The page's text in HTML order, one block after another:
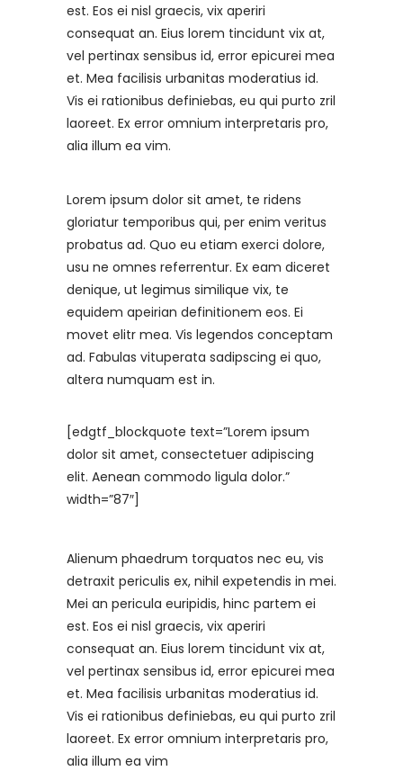
est. Eos ei nisl graecis, vix aperiri
consequat an. Eius lorem tincidunt vix at,
vel pertinax sensibus id, error epicurei mea
et. Mea facilisis urbanitas moderatius id.
Vis ei rationibus definiebas, eu qui purto zril
laoreet. Ex error omnium interpretaris pro,
alia illum ea vim.
Lorem ipsum dolor sit amet, te ridens
gloriatur temporibus qui, per enim veritus
probatus ad. Quo eu etiam exerci dolore,
usu ne omnes referrentur. Ex eam diceret
denique, ut legimus similique vix, te
equidem apeirian definitionem eos. Ei
movet elitr mea. Vis legendos conceptam
ad. Fabulas vituperata sadipscing ei quo,
altera numquam est in.
[edgtf_blockquote text=”Lorem ipsum
dolor sit amet, consectetuer adipiscing
elit. Aenean commodo ligula dolor.”
width=”87″]
Alienum phaedrum torquatos nec eu, vis
detraxit periculis ex, nihil expetendis in mei.
Mei an pericula euripidis, hinc partem ei
est. Eos ei nisl graecis, vix aperiri
consequat an. Eius lorem tincidunt vix at,
vel pertinax sensibus id, error epicurei mea
et. Mea facilisis urbanitas moderatius id.
Vis ei rationibus definiebas, eu qui purto zril
laoreet. Ex error omnium interpretaris pro,
alia illum ea vim